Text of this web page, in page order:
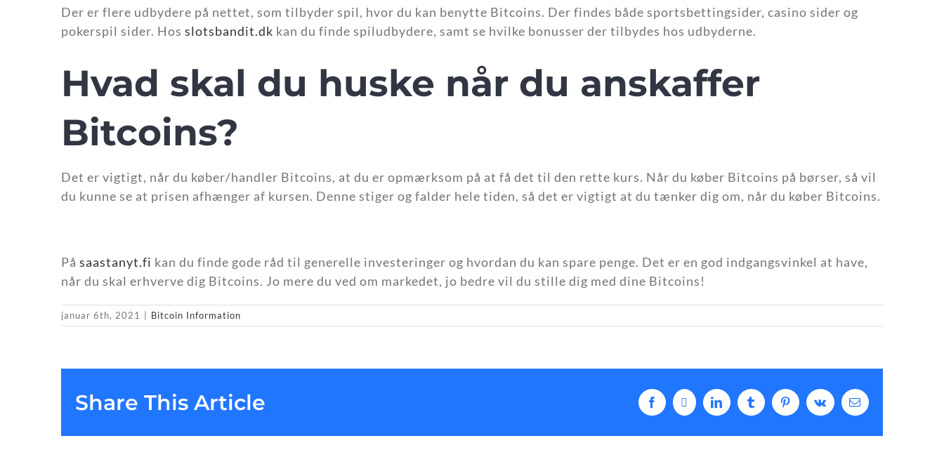
Der er flere udbydere på nettet, som tilbyder spil, hvor du kan benytte Bitcoins. Der findes både sportsbettingsider, casino sider og
pokerspil sider. Hos slotsbandit.dk kan du finde spiludbydere, samt se hvilke bonusser der tilbydes hos udbyderne.
Hvad skal du huske når du anskaffer
Bitcoins?
Det er vigtigt, når du køber/handler Bitcoins, at du er opmærksom på at få det til den rette kurs. Når du køber Bitcoins på børser, så vil
du kunne se at prisen afhænger af kursen. Denne stiger og falder hele tiden, så det er vigtigt at du tænker dig om, når du køber Bitcoins.
På saastanyt.fi kan du finde gode råd til generelle investeringer og hvordan du kan spare penge. Det er en god indgangsvinkel at have,
når du skal erhverve dig Bitcoins. Jo mere du ved om markedet, jo bedre vil du stille dig med dine Bitcoins!
januar 6th, 2021 Bitcoin Information
Share This Article Facebook
X LinkedInTumblr PinterestVk
E-
mail